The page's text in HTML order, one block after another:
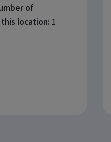
of
location: 1